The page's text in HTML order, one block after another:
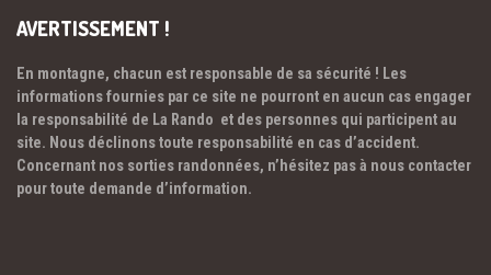
AVERTISSEMENT !
En montagne, chacun est responsable de sa sécurité ! Les
informations fournies par ce site ne pourront en aucun cas engager
la responsabilité de La Rando et des personnes qui participent au
site. Nous déclinons toute responsabilité en cas d’accident.
Concernant nos sorties randonnées, n’hésitez pas à nous contacter
pour toute demande d’information.